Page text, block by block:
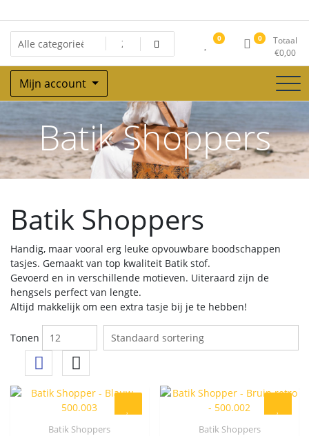
naar
de
inhoud
0 0
Totaal
€0,00
Mijn account
Batik Shoppers
Batik Shoppers
Handig, maar vooral erg leuke opvouwbare boodschappen
tasjes. Gemaakt van top kwaliteit Batik stof.
Gevoerd en in verschillende motieven. Uiteraard zijn de
hengsels perfect van lengte.
Altijd makkelijk om een extra tasje bij je te hebben!
Tonen
Batik Shoppers Batik Shoppers